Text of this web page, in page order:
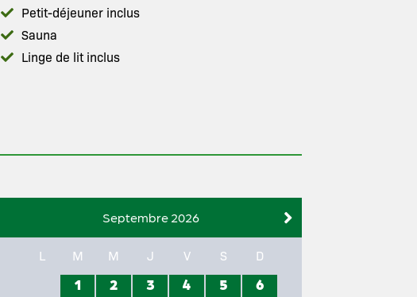
Petit-déjeuner inclus
Sauna
Linge de lit inclus
Septembre 2026
L M M J V S D
1 2 3 4 5
6